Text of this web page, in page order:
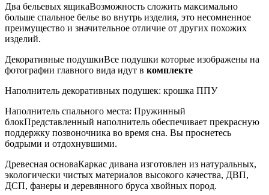
Два бельевых ящикаВозможность сложить максимально
больше спальное белье во внутрь изделия, это несомненное
преимущество и значительное отличие от других похожих
изделий.
Декоративные подушкиВсе подушки которые изображены на
фотографии главного вида идут в комплекте
Наполнитель декоративных подушек: крошка ППУ
Наполнитель спального места: Пружинный
блокПредставленный наполнитель обеспечивает прекрасную
поддержку позвоночника во время сна. Вы проснетесь
бодрыми и отдохнувшими.
Древесная основаКаркас дивана изготовлен из натуральных,
экологически чистых материалов высокого качества, ДВП,
ДСП, фанеры и деревянного бруса хвойных пород.